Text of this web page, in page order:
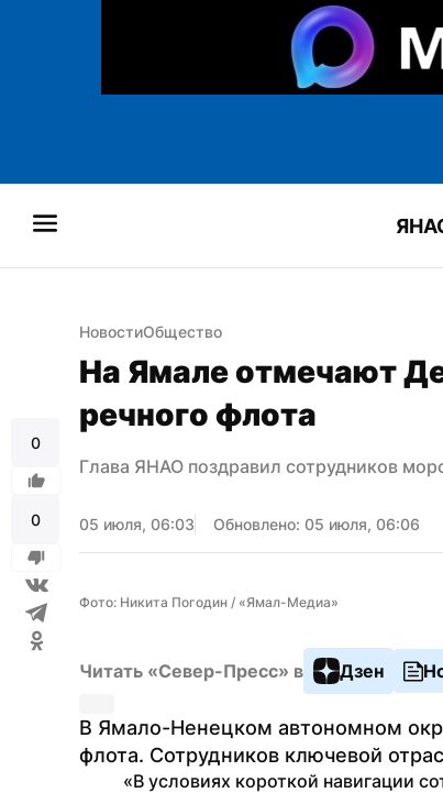
0
0
НовостиОбщество
На Ямале отмечают
речного флота
Глава ЯНАО поздравил сотрудников
05 июля, 06:03 Обновлено: 05 июля, 06:06
Фото: Никита Погодин / «Ямал-Медиа»
Читать «Север-Пресс» в Дзен
В Ямало-Ненецком автономном
флота. Сотрудников ключевой
«В условиях короткой навигации